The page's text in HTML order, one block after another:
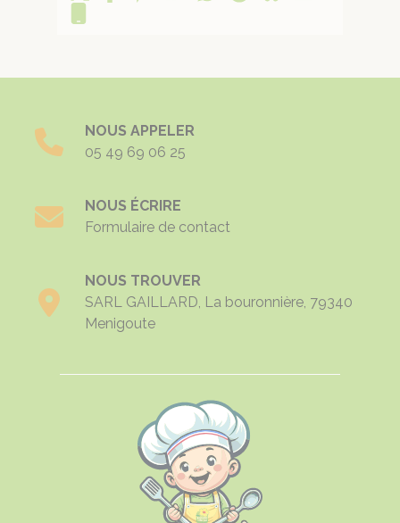
NOUS APPELER
05 49 69 06 25
NOUS ÉCRIRE
Formulaire de contact
NOUS TROUVER
SARL GAILLARD, La bouronnière, 79340
Menigoute